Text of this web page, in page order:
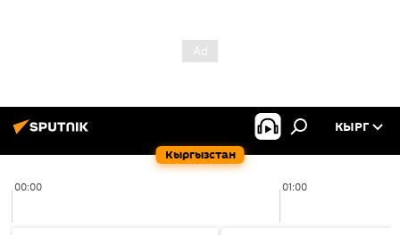
Кыргызстан
КЫРГ
00:00 01:00